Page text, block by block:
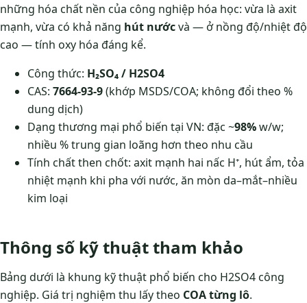
những hóa chất nền của công nghiệp hóa học: vừa là axit
mạnh, vừa có khả năng hút nướcvà — ở nồng độ/nhiệt độ
cao — tính oxy hóa đáng kể.
Công thức: H₂SO₄ / H2SO4
CAS: 7664-93-9(khớp MSDS/COA; không đổi theo %
dung dịch)
Dạng thương mại phổ biến tại VN: đặc ~98%w/w;
nhiều % trung gian loãng hơn theo nhu cầu
Tính chất then chốt: axit mạnh hai nấc H⁺, hút ẩm, tỏa
nhiệt mạnh khi pha với nước, ăn mòn da–mắt–nhiều
kim loại
Thông số kỹ thuật tham khảo
Bảng dưới là khung kỹ thuật phổ biến cho H2SO4 công
nghiệp. Giá trị nghiệm thu lấy theo COA từng lô.